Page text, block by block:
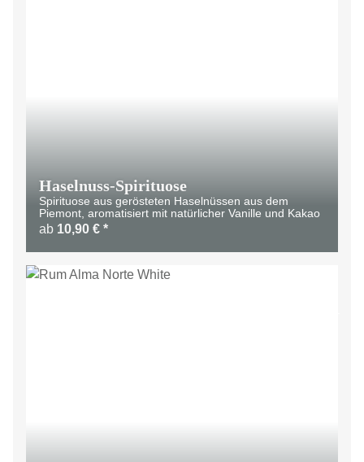
Haselnuss-Spirituose
Spirituose aus gerösteten Haselnüssen aus dem
Piemont, aromatisiert mit natürlicher Vanille und Kakao
ab 10,90 € *